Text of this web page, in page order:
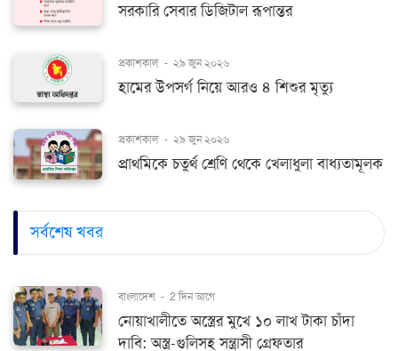
সরকারি সেবার ডিজিটাল রূপান্তর
প্রকাশকাল - ২৯ জুন ২০২৬
হামের উপসর্গ নিয়ে আরও ৪ শিশুর মৃত্যু
প্রকাশকাল - ২৯ জুন ২০২৬
প্রাথমিকে চতুর্থ শ্রেণি থেকে খেলাধুলা বাধ্যতামূলক
সর্বশেষ খবর
বাংলাদেশ - 2 দিন আগে
নোয়াখালীতে অস্ত্রের মুখে ১০ লাখ টাকা চাঁদা
দাবি: অস্ত্র-গুলিসহ সন্ত্রাসী গ্রেফতার